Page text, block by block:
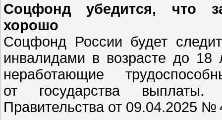
Соцфонд убедится, что
хорошо
Соцфонд России будет
инвалидами в возрасте до 18
неработающие
от государства выплаты.
Правительства от 09.04.2025 №